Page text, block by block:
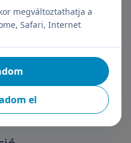
megváltoztathatja a
Safari, Internet
el